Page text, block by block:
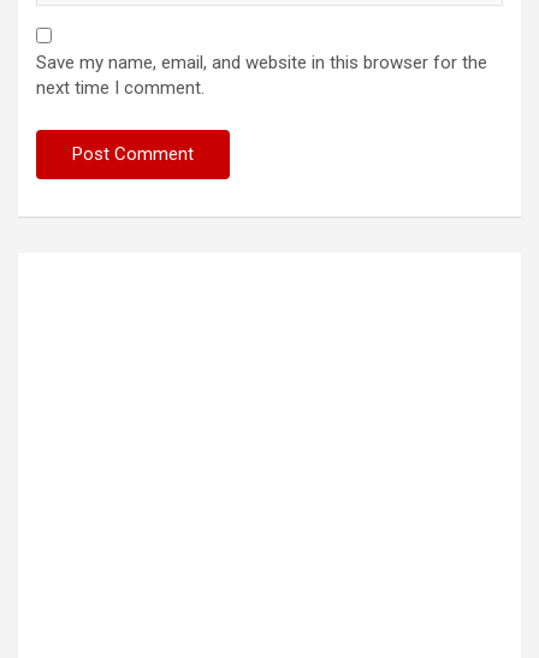
Save my name, email, and website in this browser for the
next time I comment.